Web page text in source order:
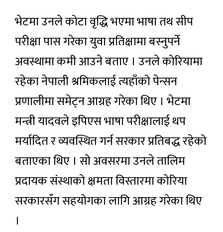
भेटमा उनले कोटा वृद्धि भएमा भाषा तथ सीप
परीक्षा पास गरेका युवा प्रतिक्षामा बस्नुपर्ने
अवस्थामा कमी आउने बताए । उनले कोरियामा
रहेका नेपाली श्रमिकलाई त्यहाँको पेन्सन
प्रणालीमा समेट्न आग्रह गरेका थिए । भेटमा
मन्त्री यादवले इपिएस भाषा परीक्षालाई थप
मर्यादित र व्यवस्थित गर्न सरकार प्रतिबद्ध रहेको
बताएका थिए । सो अवसरमा उनले तालिम
प्रदायक संस्थाको क्षमता विस्तारमा कोरिया
सरकारसँग सहयोगका लागि आग्रह गरेका थिए
।